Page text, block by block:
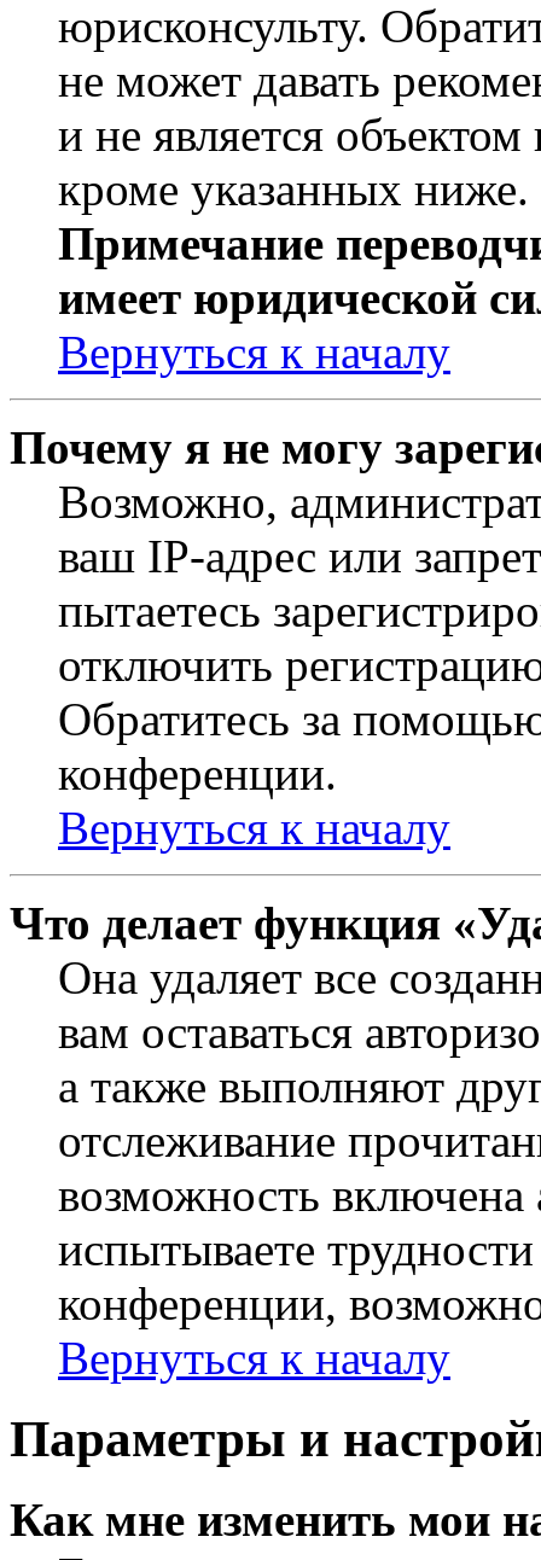
юрисконсульту.
не может давать
и не является
кроме указанных ниже.
Примечание
имеет юридической
Вернуться к началу
Почему я не могу
Возможно,
ваш IP-адрес или
пытаетесь
отключить
Обратитесь за
конференции.
Вернуться к началу
Что делает функция
Она удаляет все
вам оставаться
а также выполняют
отслеживание
возможность
испытываете
конференции,
Вернуться к началу
Параметры и
Как мне изменить мои